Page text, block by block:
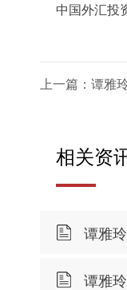
中国外汇投
上一篇：谭雅
相关资
谭雅玲
谭雅玲